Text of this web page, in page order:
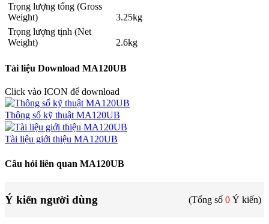
Trọng lượng tổng (Gross
Weight)
3.25kg
Trọng lượng tịnh (Net
Weight)
2.6kg
Tài liệu Download MA120UB
Click vào ICON để download
Thông số kỹ thuật MA120UB
Tài liệu giới thiệu MA120UB
Câu hỏi liên quan MA120UB
Ý kiến người dùng (Tổng số 0 Ý kiến)